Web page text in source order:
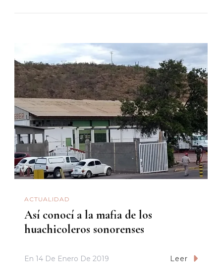
ACTUALIDAD
Así conocí a la mafia de los
huachicoleros sonorenses
En 14 De Enero De 2019 Leer